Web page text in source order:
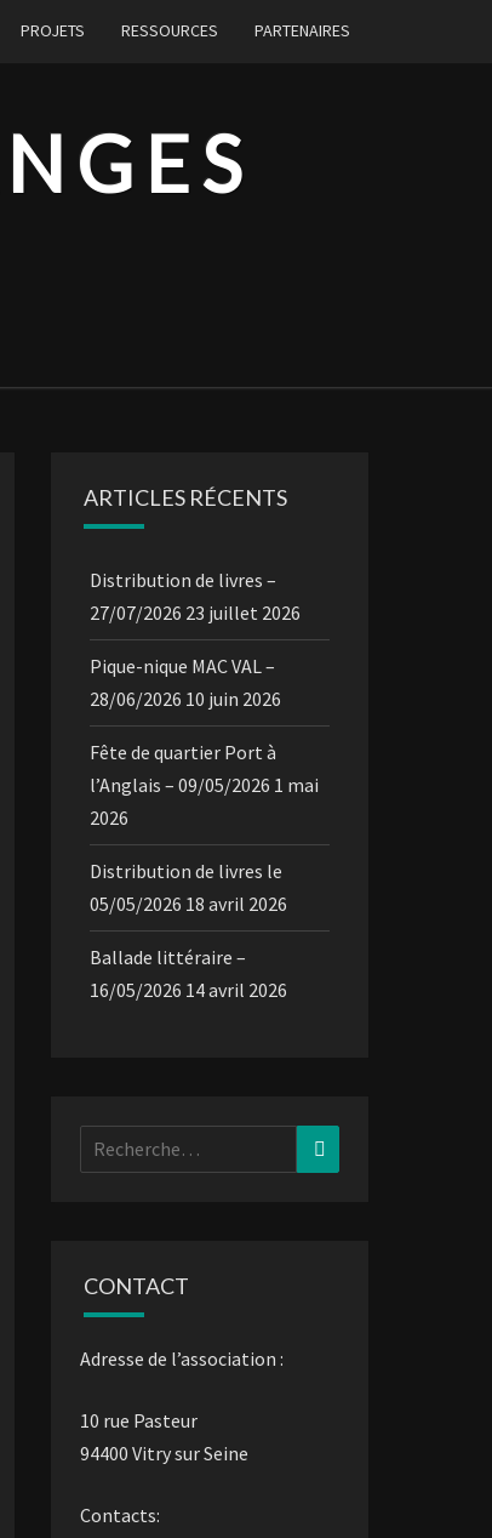
PROJETS RESSOURCES PARTENAIRES
ARTICLES RÉCENTS
Distribution de livres –
27/07/2026 23 juillet 2026
Pique-nique MAC VAL –
28/06/2026 10 juin 2026
Fête de quartier Port à
l’Anglais – 09/05/2026 1 mai
2026
Distribution de livres le
05/05/2026 18 avril 2026
Ballade littéraire –
16/05/2026 14 avril 2026
Rechercher : Recherche
CONTACT
Adresse de l’association :
10 rue Pasteur
94400 Vitry sur Seine
Contacts: